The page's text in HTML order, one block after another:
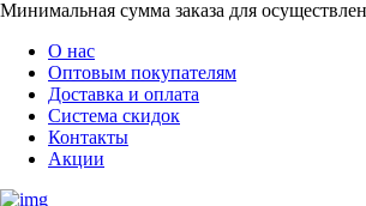
Минимальная сумма заказа для
О нас
Оптовым покупателям
Доставка и оплата
Система скидок
Контакты
Акции